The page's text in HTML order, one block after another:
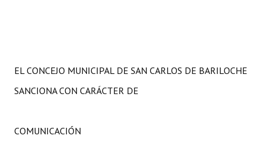
EL CONCEJO MUNICIPAL DE SAN CARLOS DE BARILOCHE
SANCIONA CON CARÁCTER DE
COMUNICACIÓN